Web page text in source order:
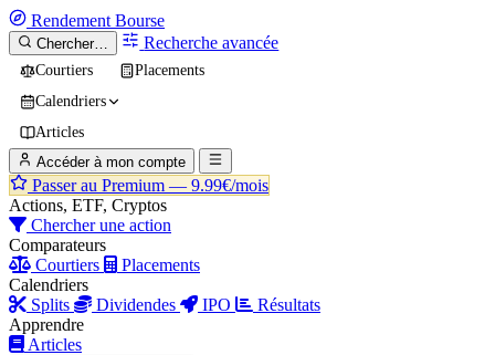
Rendement Bourse
Chercher… Recherche avancée
Courtiers
Placements
Calendriers
Articles
Accéder à mon compte
Passer au Premium — 9.99€/mois
Actions, ETF, Cryptos
Chercher une action
Comparateurs
Courtiers
Placements
Calendriers
Splits
Dividendes IPO
Résultats
Apprendre
Articles